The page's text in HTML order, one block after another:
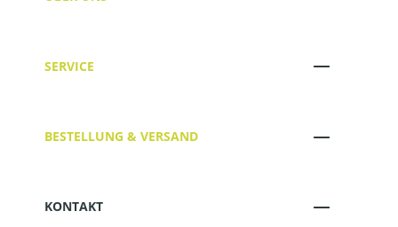
SERVICE
BESTELLUNG & VERSAND
KONTAKT